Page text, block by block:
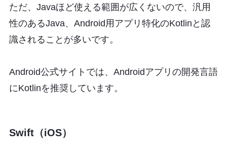
ただ、Javaほど使える範囲が広くないので、汎用
性のあるJava、Android用アプリ特化のKotlinと認
識されることが多いです。
Android公式サイトでは、Androidアプリの開発言語
にKotlinを推奨しています。
Swift（iOS）